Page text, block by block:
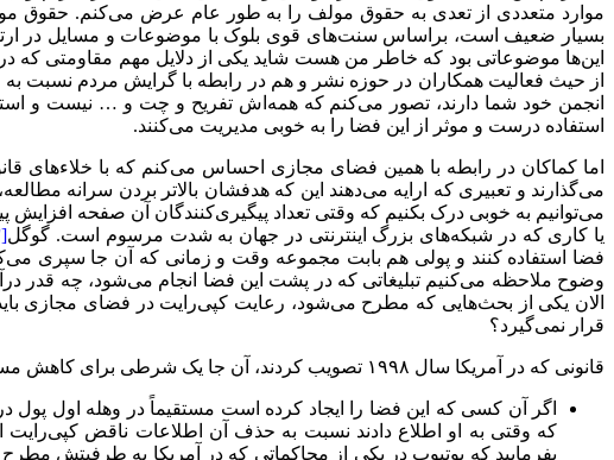
موارد متعددی از تعدی به حقوق مولف را به طور عام عرض می‌کنم. حقوق
بسیار ضعیف است، براساس سنت‌های قوی بلوک با موضوعات و مسایل در
این‌ها موضوعاتی بود که خاطر من هست شاید یکی از دلایل مهم مقاومتی که در
از حیث فعالیت همکاران در حوزه نشر و هم در رابطه با گرایش مردم نسبت
انجمن خود شما دارند، تصور می‌کنم که همه‌اش تفریح و چت و … نیست و
استفاده درست و موثر از این فضا را به خوبی مدیریت می‌کنند.
اما کماکان در رابطه با همین فضای مجازی احساس می‌کنم که با خلاءهای
می‌گذارند و تعبیری که ارایه می‌دهند این که هدفشان بالاتر بردن سرانه
می‌توانیم به خوبی درک بکنیم که وقتی تعداد پیگیری‌کنندگان آن صفحه
یا کاری که در شبکه‌های بزرگ اینترنتی در جهان به شدت مرسوم است. گوگل[۳]
فضا استفاده کنند و پولی هم بابت مجموعه وقت و زمانی که آن جا سپری
وضوح ملاحظه می‌کنیم تبلیغاتی که در پشت این فضا انجام می‌شود، چه قدر
الان یکی از بحث‌هایی که مطرح می‌شود، رعایت کپی‌رایت در فضای مجازی
قرار نمی‌گیرد؟
قانونی که در آمریکا سال ۱۹۹۸ تصویب کردند، آن جا یک شرطی برای کاهش مسیولیت‌های ارایه‌دهندگان خدمات اینترنتی تحت‌عنوان (( حاشیه امن)) ایجاد کردند که سه تا شرط را مطرح کردند:
که وقتی به او اطلاع دادند نسبت به حذف آن اطلاعات ناقض کپی‌رایت
بفرمایید که یوتیوب در یکی از محاکماتی که در آمریکا به طرفیتش